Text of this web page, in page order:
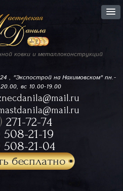
ковки и металлоконструкций
24 , "Экспострой на Нахимовском"пн.-
вс 10.00-19.00
271-72-74
508-21-19
508-21-04
бесплатно